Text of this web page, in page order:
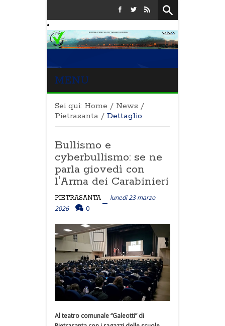
MENU
Sei qui: Home / News /
Pietrasanta / Dettaglio
Bullismo e
cyberbullismo: se ne
parla giovedì con
l'Arma dei Carabinieri
PIETRASANTA
lunedì 23 marzo
2026
0
Al teatro comunale “Galeotti” di